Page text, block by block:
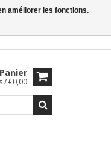
ouS'inscrire
Panier
/ €0,00
améliorer les fonctions.